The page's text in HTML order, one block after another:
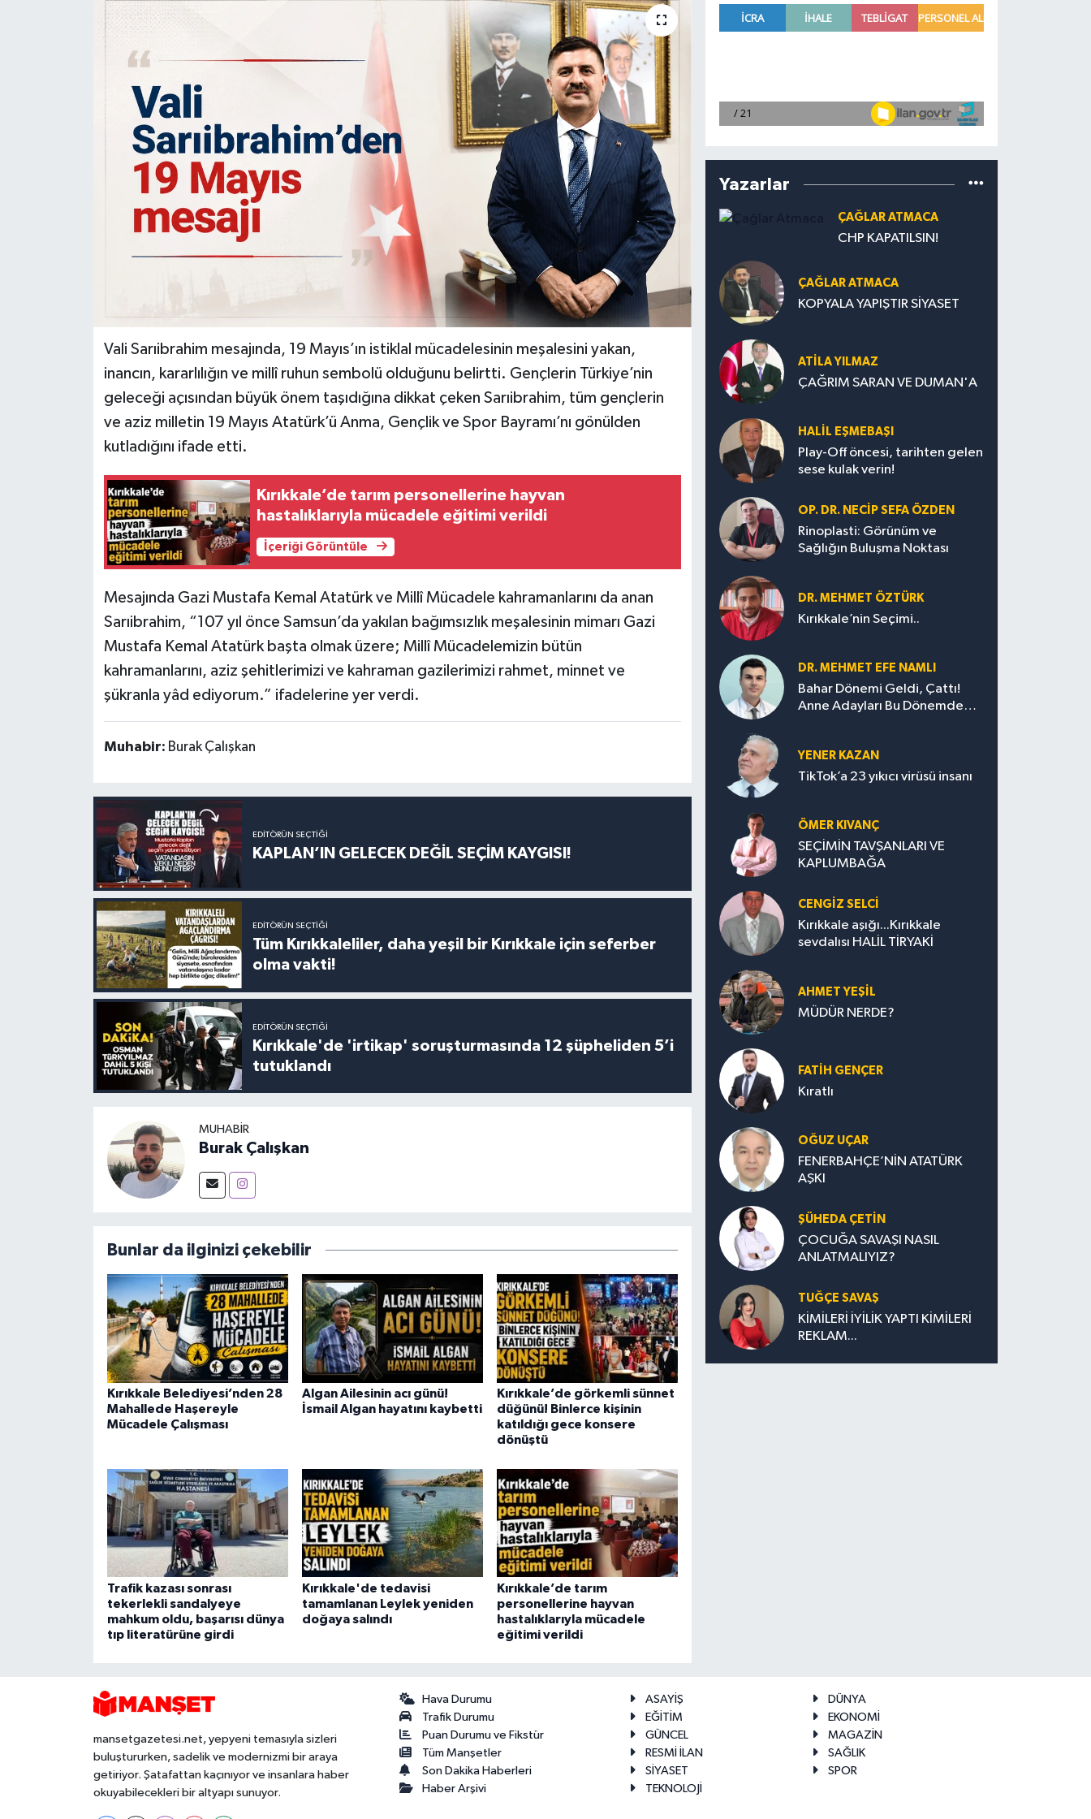
Vali Sarıibrahim mesajında, 19 Mayıs’ın istiklal mücadelesinin meşalesini yakan,
inancın, kararlılığın ve millî ruhun sembolü olduğunu belirtti. Gençlerin Türkiye’nin
geleceği açısından büyük önem taşıdığına dikkat çeken Sarıibrahim, tüm gençlerin
ve aziz milletin 19 Mayıs Atatürk’ü Anma, Gençlik ve Spor Bayramı’nı gönülden
kutladığını ifade etti.
Kırıkkale’de tarım personellerine hayvan
hastalıklarıyla mücadele eğitimi verildi
İçeriği Görüntüle
Mesajında Gazi Mustafa Kemal Atatürk ve Millî Mücadele kahramanlarını da anan
Sarıibrahim, “107 yıl önce Samsun’da yakılan bağımsızlık meşalesinin mimarı Gazi
Mustafa Kemal Atatürk başta olmak üzere; Millî Mücadelemizin bütün
kahramanlarını, aziz şehitlerimizi ve kahraman gazilerimizi rahmet, minnet ve
şükranla yâd ediyorum.” ifadelerine yer verdi.
Muhabir: Burak Çalışkan
EDITÖRÜN SEÇTIĞI
KAPLAN’IN GELECEK DEĞİL SEÇİM KAYGISI!
EDITÖRÜN SEÇTIĞI
Tüm Kırıkkaleliler, daha yeşil bir Kırıkkale için seferber
olma vakti!
EDITÖRÜN SEÇTIĞI
Kırıkkale'de 'irtikap' soruşturmasında 12 şüpheliden 5’i
tutuklandı
MUHABIR
Burak Çalışkan
Bunlar da ilginizi çekebilir
Kırıkkale Belediyesi’nden 28
Mahallede Haşereyle
Mücadele Çalışması
Algan Ailesinin acı günü!
İsmail Algan hayatını kaybetti
Kırıkkale’de görkemli sünnet
düğünü! Binlerce kişinin
katıldığı gece konsere
dönüştü
Trafik kazası sonrası
tekerlekli sandalyeye
mahkum oldu, başarısı dünya
tıp literatürüne girdi
Kırıkkale'de tedavisi
tamamlanan Leylek yeniden
doğaya salındı
Kırıkkale’de tarım
personellerine hayvan
hastalıklarıyla mücadele
eğitimi verildi
Yazarlar
ÇAĞLAR ATMACA
CHP KAPATILSIN!
ÇAĞLAR ATMACA
KOPYALA YAPIŞTIR SİYASET
ATILA YILMAZ
ÇAĞRIM SARAN VE DUMAN'A
HALIL EŞMEBAŞI
Play-Off öncesi, tarihten gelen
sese kulak verin!
OP. DR. NECIP SEFA ÖZDEN
Rinoplasti: Görünüm ve
Sağlığın Buluşma Noktası
DR. MEHMET ÖZTÜRK
Kırıkkale’nin Seçimi..
DR. MEHMET EFE NAMLI
Bahar Dönemi Geldi, Çattı!
Anne Adayları Bu Dönemde
YENER KAZAN
TikTok’a 23 yıkıcı virüsü insanı
ÖMER KIVANÇ
SEÇİMİN TAVŞANLARI VE
KAPLUMBAĞA
CENGİZ SELCİ
Kırıkkale aşığı...Kırıkkale
sevdalısı HALİL TİRYAKİ
AHMET YEŞİL
MÜDÜR NERDE?
FATIH GENÇER
Kıratlı
OĞUZ UÇAR
FENERBAHÇE’NİN ATATÜRK
AŞKI
ŞÜHEDA ÇETİN
ÇOCUĞA SAVAŞI NASIL
ANLATMALIYIZ?
TUĞÇE SAVAŞ
KİMİLERİ İYİLİK YAPTI KİMİLERİ
REKLAM...
mansetgazetesi.net, yepyeni temasıyla sizleri
buluştururken, sadelik ve modernizmi bir araya
getiriyor. Şatafattan kaçınıyor ve insanlara haber
okuyabilecekleri bir altyapı sunuyor.
Hava Durumu
Trafik Durumu
Puan Durumu ve Fikstür
Tüm Manşetler
Son Dakika Haberleri
Haber Arşivi
ASAYİŞ
DÜNYA
EĞİTİM
EKONOMİ
GÜNCEL
MAGAZİN
RESMİ İLAN
SAĞLIK
SİYASET
SPOR
TEKNOLOJİ